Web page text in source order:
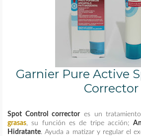
Garnier Pure Active
Corrector
Spot Control correctores un
grasas , su función es de tripe acción;
Hidratante. Ayuda a matizar y regular el